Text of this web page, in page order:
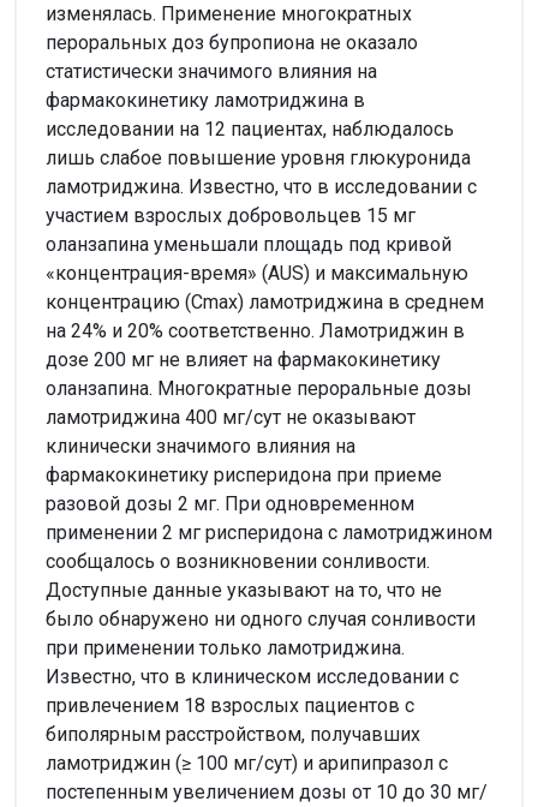
изменялась. Применение многократных
пероральных доз бупропиона не оказало
статистически значимого влияния на
фармакокинетику ламотриджина в
исследовании на 12 пациентах, наблюдалось
лишь слабое повышение уровня глюкуронида
ламотриджина. Известно, что в исследовании с
участием взрослых добровольцев 15 мг
оланзапина уменьшали площадь под кривой
«концентрация-время» (AUS) и максимальную
концентрацию (Cmax) ламотриджина в среднем
на 24% и 20% соответственно. Ламотриджин в
дозе 200 мг не влияет на фармакокинетику
оланзапина. Многократные пероральные дозы
ламотриджина 400 мг/сут не оказывают
клинически значимого влияния на
фармакокинетику рисперидона при приеме
разовой дозы 2 мг. При одновременном
применении 2 мг рисперидона с ламотриджином
сообщалось о возникновении сонливости.
Доступные данные указывают на то, что не
было обнаружено ни одного случая сонливости
при применении только ламотриджина.
Известно, что в клиническом исследовании с
привлечением 18 взрослых пациентов с
биполярным расстройством, получавших
ламотриджин (≥ 100 мг/сут) и арипипразол с
постепенным увеличением дозы от 10 до 30 мг/